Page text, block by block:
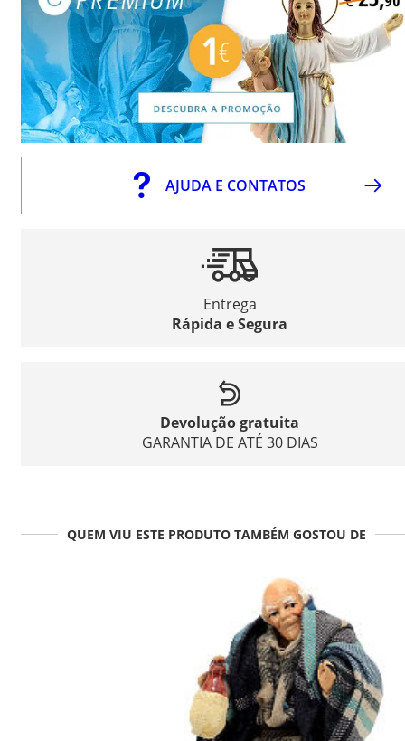
AJUDA E CONTATOS
Entrega
Rápida e Segura
Devolução gratuita
GARANTIA DE ATÉ 30 DIAS
QUEM VIU ESTE PRODUTO TAMBÉM GOSTOU DE